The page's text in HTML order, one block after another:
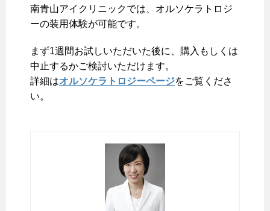
南青山アイクリニックでは、オルソケラトロジ
ーの装用体験が可能です。
まず1週間お試しいただいた後に、購入もしくは
中止するかご検討いただけます。
詳細はオルソケラトロジーページをご覧くださ
い。